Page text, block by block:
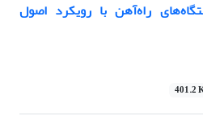
راه‌آهن با رویکرد اصول
401.2